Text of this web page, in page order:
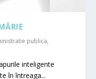
publica,
inteligente
în întreaga...